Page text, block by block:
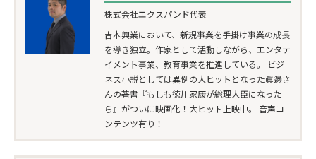
株式会社エクスパンド代表
吉本興業において、新規事業を手掛け事業の成長
を導き独立。作家として活動しながら、エンタテ
イメント事業、教育事業を推進している。 ビジ
ネス小説としては異例の大ヒットとなった眞邊さ
んの著書『もしも徳川家康が総理大臣になった
ら』がついに映画化！大ヒット上映中。 音声コ
ンテンツ有り！